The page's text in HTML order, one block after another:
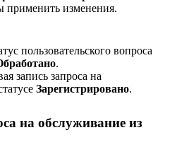
применить изменения.
пользовательского вопроса
.
запись запроса на
Зарегистрировано.
на обслуживание из